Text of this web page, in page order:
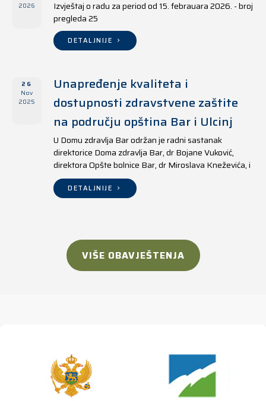
2026
Izvještaj o radu za period od 15. febrauara 2026. - broj
pregleda 25
DETALJNIJE
26
Nov
2025
Unapređenje kvaliteta i
dostupnosti zdravstvene zaštite
na području opština Bar i Ulcinj
U Domu zdravlja Bar održan je radni sastanak
direktorice Doma zdravlja Bar, dr Bojane Vuković,
direktora Opšte bolnice Bar, dr Miroslava Kneževića, i
direktora Doma zdravlja Ulcinj, Kreshnika Mustafe.
DETALJNIJE
VIŠE OBAVJEŠTENJA